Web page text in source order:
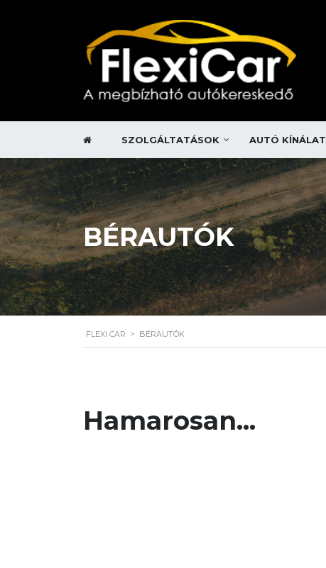
SZOLGÁLTATÁSOK AUTÓ KÍNÁLAT
BÉRAUTÓK
FLEXI CAR > BÉRAUTÓK
Hamarosan...